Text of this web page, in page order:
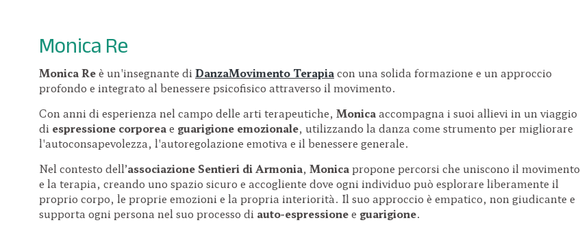
Monica Re
Monica Reè un'insegnante di DanzaMovimento Terapiacon una solida formazione e un approccio
profondo e integrato al benessere psicofisico attraverso il movimento.
Con anni di esperienza nel campo delle arti terapeutiche, Monicaaccompagna i suoi allievi in un viaggio
di espressione corporeae guarigione emozionale, utilizzando la danza come strumento per migliorare
l'autoconsapevolezza, l'autoregolazione emotiva e il benessere generale.
Nel contesto dell’associazione Sentieri di Armonia, Monicapropone percorsi che uniscono il movimento
e la terapia, creando uno spazio sicuro e accogliente dove ogni individuo può esplorare liberamente il
proprio corpo, le proprie emozioni e la propria interiorità. Il suo approccio è empatico, non giudicante e
supporta ogni persona nel suo processo di auto-espressionee guarigione.